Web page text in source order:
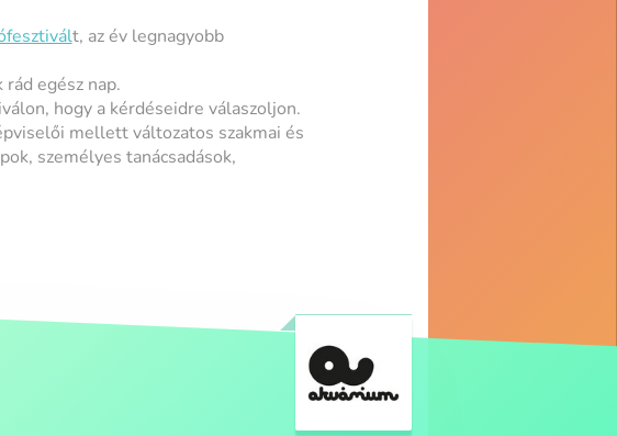
t, az év legnagyobb
egész nap.
hogy a kérdéseidre válaszoljon.
mellett változatos szakmai és
személyes tanácsadások,